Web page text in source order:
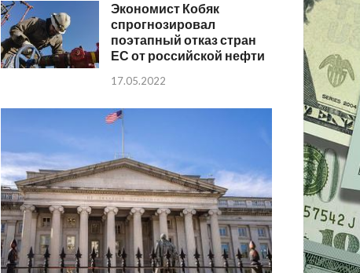
Экономист Кобяк
спрогнозировал
поэтапный отказ стран
ЕС от российской нефти
17.05.2022